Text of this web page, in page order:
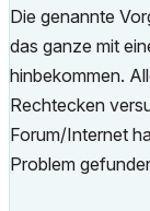
Die genannte
das ganze mit
hinbekommen.
Rechtecken
Forum/Internet
Problem